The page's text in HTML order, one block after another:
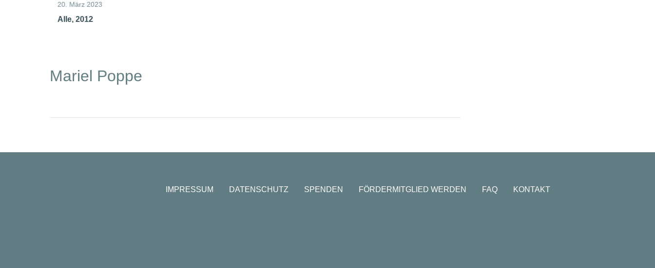
20. März 2023
Alle, 2012
Mariel Poppe
IMPRESSUM DATENSCHUTZ SPENDEN FÖRDERMITGLIED WERDEN FAQ KONTAKT